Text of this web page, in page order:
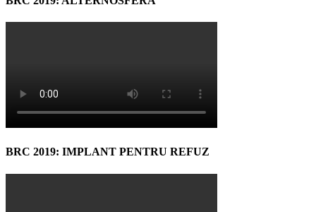
BRC 2019: IMPLANT PENTRU REFUZ